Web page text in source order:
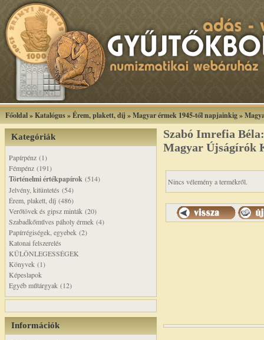
Főoldal»Katalógus»Érem, plakett, díj »Magyar érmek 1945-től napjainkig»
Kategóriák
Papírpénz (1)
Fémpénz (191)
Történelmi értékpapírok (514)
Jelvény, kitüntetés (54)
Érem, plakett, díj (486)
Verőtövek és gipsz minták (20)
Szabadkőműves páholy érmek (4)
Papírrégiségek, egyebek (2)
Katonai felszerelés
KÜLÖNLEGESSÉGEK
Könyvek (1)
Képeslapok
Egyéb műtárgyak (12)
Információk
Szabó Imrefia
Magyar Újságírók
Nincs vélemény a termékről.